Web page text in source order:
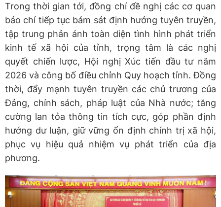
Trong thời gian tới, đồng chí đề nghị các cơ quan
báo chí tiếp tục bám sát định hướng tuyên truyền,
tập trung phản ánh toàn diện tình hình phát triển
kinh tế xã hội của tỉnh, trọng tâm là các nghị
quyết chiến lược, Hội nghị Xúc tiến đầu tư năm
2026 và công bố điều chỉnh Quy hoạch tỉnh. Đồng
thời, đẩy mạnh tuyên truyền các chủ trương của
Đảng, chính sách, pháp luật của Nhà nước; tăng
cường lan tỏa thông tin tích cực, góp phần định
hướng dư luận, giữ vững ổn định chính trị xã hội,
phục vụ hiệu quả nhiệm vụ phát triển của địa
phương.